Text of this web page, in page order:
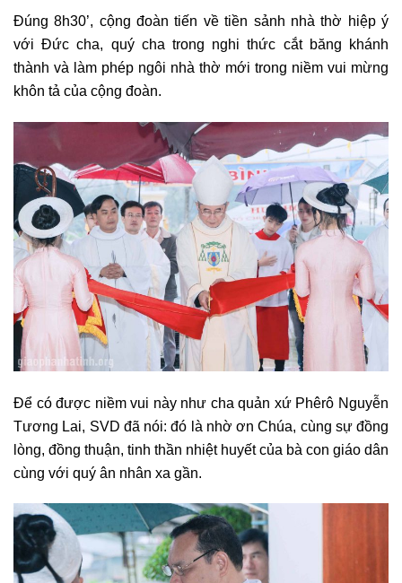
Đúng 8h30’, cộng đoàn tiến về tiền sảnh nhà thờ hiệp ý
với Đức cha, quý cha trong nghi thức cắt băng khánh
thành và làm phép ngôi nhà thờ mới trong niềm vui mừng
khôn tả của cộng đoàn.
Để có được niềm vui này như cha quản xứ Phêrô Nguyễn
Tương Lai, SVD đã nói: đó là nhờ ơn Chúa, cùng sự đồng
lòng, đồng thuận, tinh thần nhiệt huyết của bà con giáo dân
cùng với quý ân nhân xa gần.